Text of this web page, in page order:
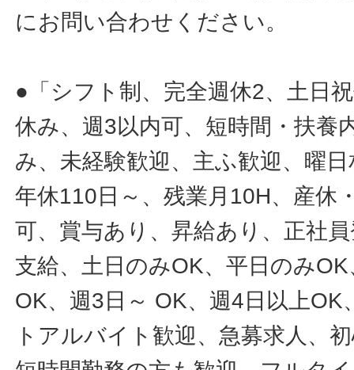
にお問い合わせください。
●「シフト制、完全週休2、土日
休み、週3以内可、短時間・扶養
み、未経験歓迎、主ふ歓迎、曜
年休110日～、残業月10H、産休
可、賞与あり、昇給あり、正社
支給、土日のみOK、平日のみ
OK、週3日～ OK、週4日以上
トアルバイト歓迎、急募求人、